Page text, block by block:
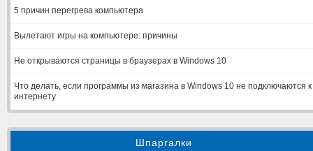
5 причин перегрева компьютера
Вылетают игры на компьютере: причины
Не открываются страницы в браузерах в Windows 10
Что делать, если программы из магазина в Windows 10 не подключаются к
интернету
Шпаргалки